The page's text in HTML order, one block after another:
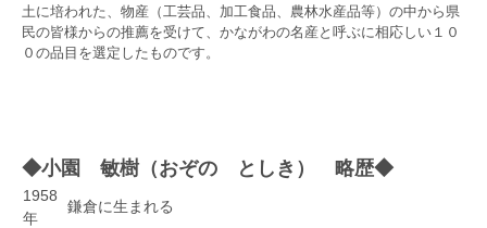
土に培われた、物産（工芸品、加工食品、農林水産品等）の中から県
民の皆様からの推薦を受けて、かながわの名産と呼ぶに相応しい１０
０の品目を選定したものです。
◆小園 敏樹（おぞの としき） 略歴◆
1958
年
鎌倉に生まれる